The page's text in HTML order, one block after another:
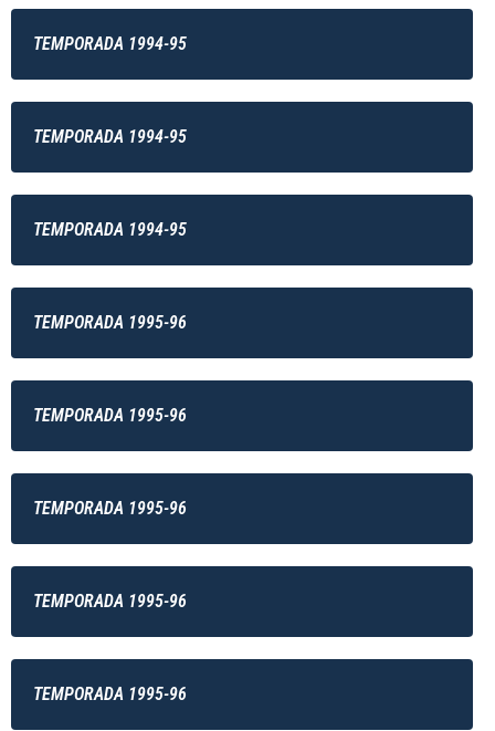
TEMPORADA 1994-95
TEMPORADA 1994-95
TEMPORADA 1994-95
TEMPORADA 1995-96
TEMPORADA 1995-96
TEMPORADA 1995-96
TEMPORADA 1995-96
TEMPORADA 1995-96